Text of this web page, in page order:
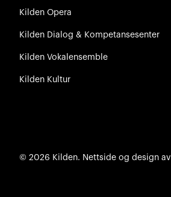
Kilden Opera
Kilden Dialog & Kompetansesenter
Kilden Vokalensemble
Kilden Kultur
© 2026 Kilden. Nettside og design av